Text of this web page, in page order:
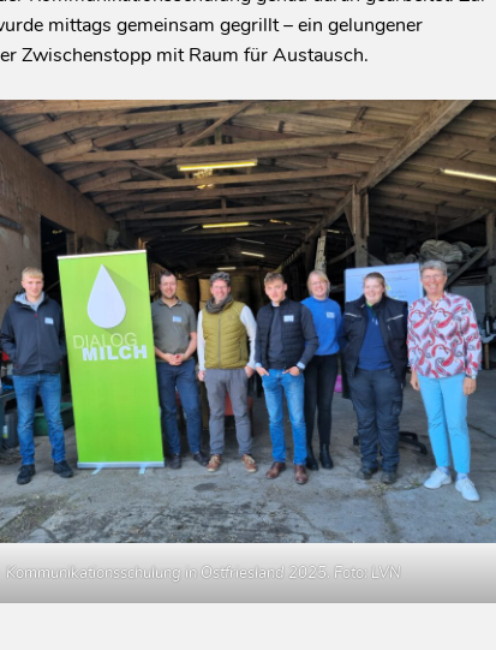
mittags gemeinsam gegrillt – ein gelungener
Zwischenstopp mit Raum für Austausch.
Kommunikationsschulung in Ostfriesland 2025. Foto: LVN